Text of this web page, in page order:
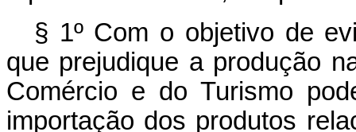
§ 1º Com o objetivo de
que prejudique a produção
Comércio e do Turismo
importação dos produtos